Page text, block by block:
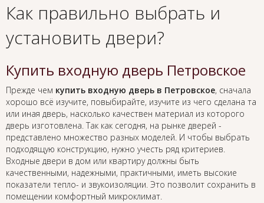
Как правильно выбрать и
установить двери?
Купить входную дверь Петровское
Прежде чем купить входную дверь в Петровское, сначала
хорошо всё изучите, повыбирайте, изучите из чего сделана та
или иная дверь, насколько качествен материал из которого
дверь изготовлена. Так как сегодня, на рынке дверей -
представлено множество разных моделей. И чтобы выбрать
подходящую конструкцию, нужно учесть ряд критериев.
Входные двери в дом или квартиру должны быть
качественными, надежными, практичными, иметь высокие
показатели тепло- и звукоизоляции. Это позволит сохранить в
помещении комфортный микроклимат.